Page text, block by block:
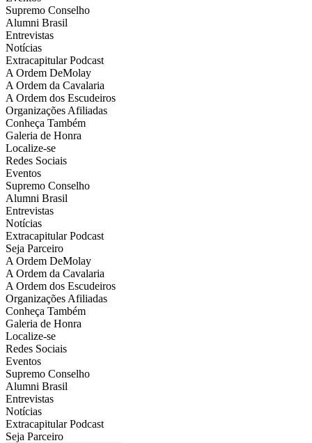
Supremo Conselho
Alumni Brasil
Entrevistas
Notícias
Extracapitular Podcast
A Ordem DeMolay
A Ordem da Cavalaria
A Ordem dos Escudeiros
Organizações Afiliadas
Conheça Também
Galeria de Honra
Localize-se
Redes Sociais
Eventos
Supremo Conselho
Alumni Brasil
Entrevistas
Notícias
Extracapitular Podcast
Seja Parceiro
A Ordem DeMolay
A Ordem da Cavalaria
A Ordem dos Escudeiros
Organizações Afiliadas
Conheça Também
Galeria de Honra
Localize-se
Redes Sociais
Eventos
Supremo Conselho
Alumni Brasil
Entrevistas
Notícias
Extracapitular Podcast
Seja Parceiro